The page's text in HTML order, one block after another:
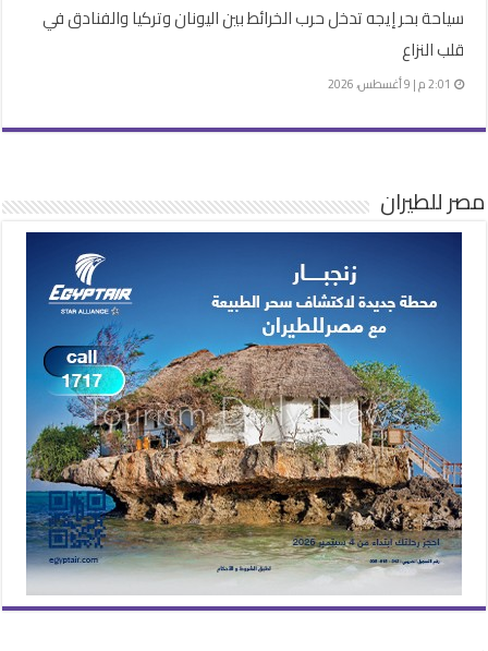
سياحة بحر إيجه تدخل حرب الخرائط بين اليونان وتركيا والفنادق في
قلب النزاع
2:01 م | 9 أغسطس، 2026
مصر للطيران